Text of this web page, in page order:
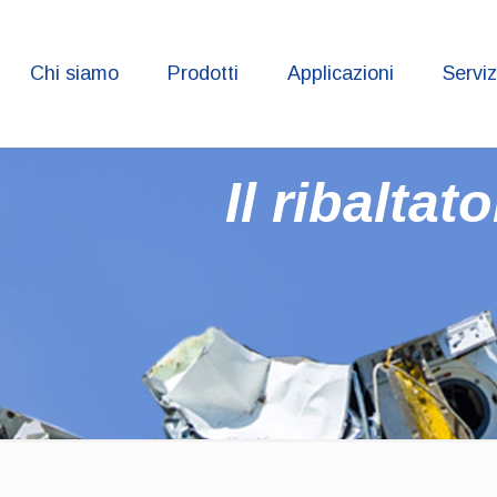
Chi siamo Prodotti Applicazioni
Il